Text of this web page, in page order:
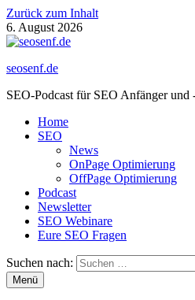
Zurück zum Inhalt
6. August 2026
seosenf.de
SEO-Podcast für SEO Anfänger und
Home
SEO
News
OnPage Optimierung
OffPage Optimierung
Podcast
Newsletter
SEO Webinare
Eure SEO Fragen
Suchen nach:
Menü